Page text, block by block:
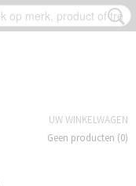
UW WINKELWAGEN
Geen producten (0)